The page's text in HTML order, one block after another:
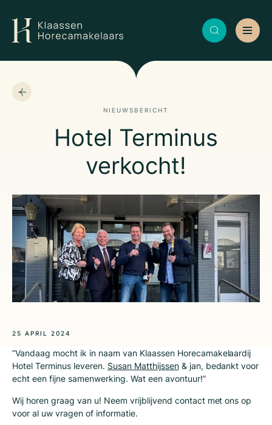
NIEUWSBERICHT
Hotel Terminus
verkocht!
25 APRIL 2024
”Vandaag mocht ik in naam van Klaassen Horecamakelaardij
Hotel Terminus leveren. Susan Matthijssen& jan, bedankt voor
echt een fijne samenwerking. Wat een avontuur!”
Wij horen graag van u! Neem vrijblijvend contact met ons op
voor al uw vragen of informatie.